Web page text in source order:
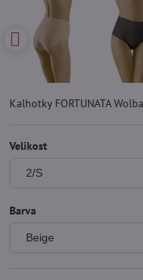
Kalhotky FORTUNATA
Velikost
Barva